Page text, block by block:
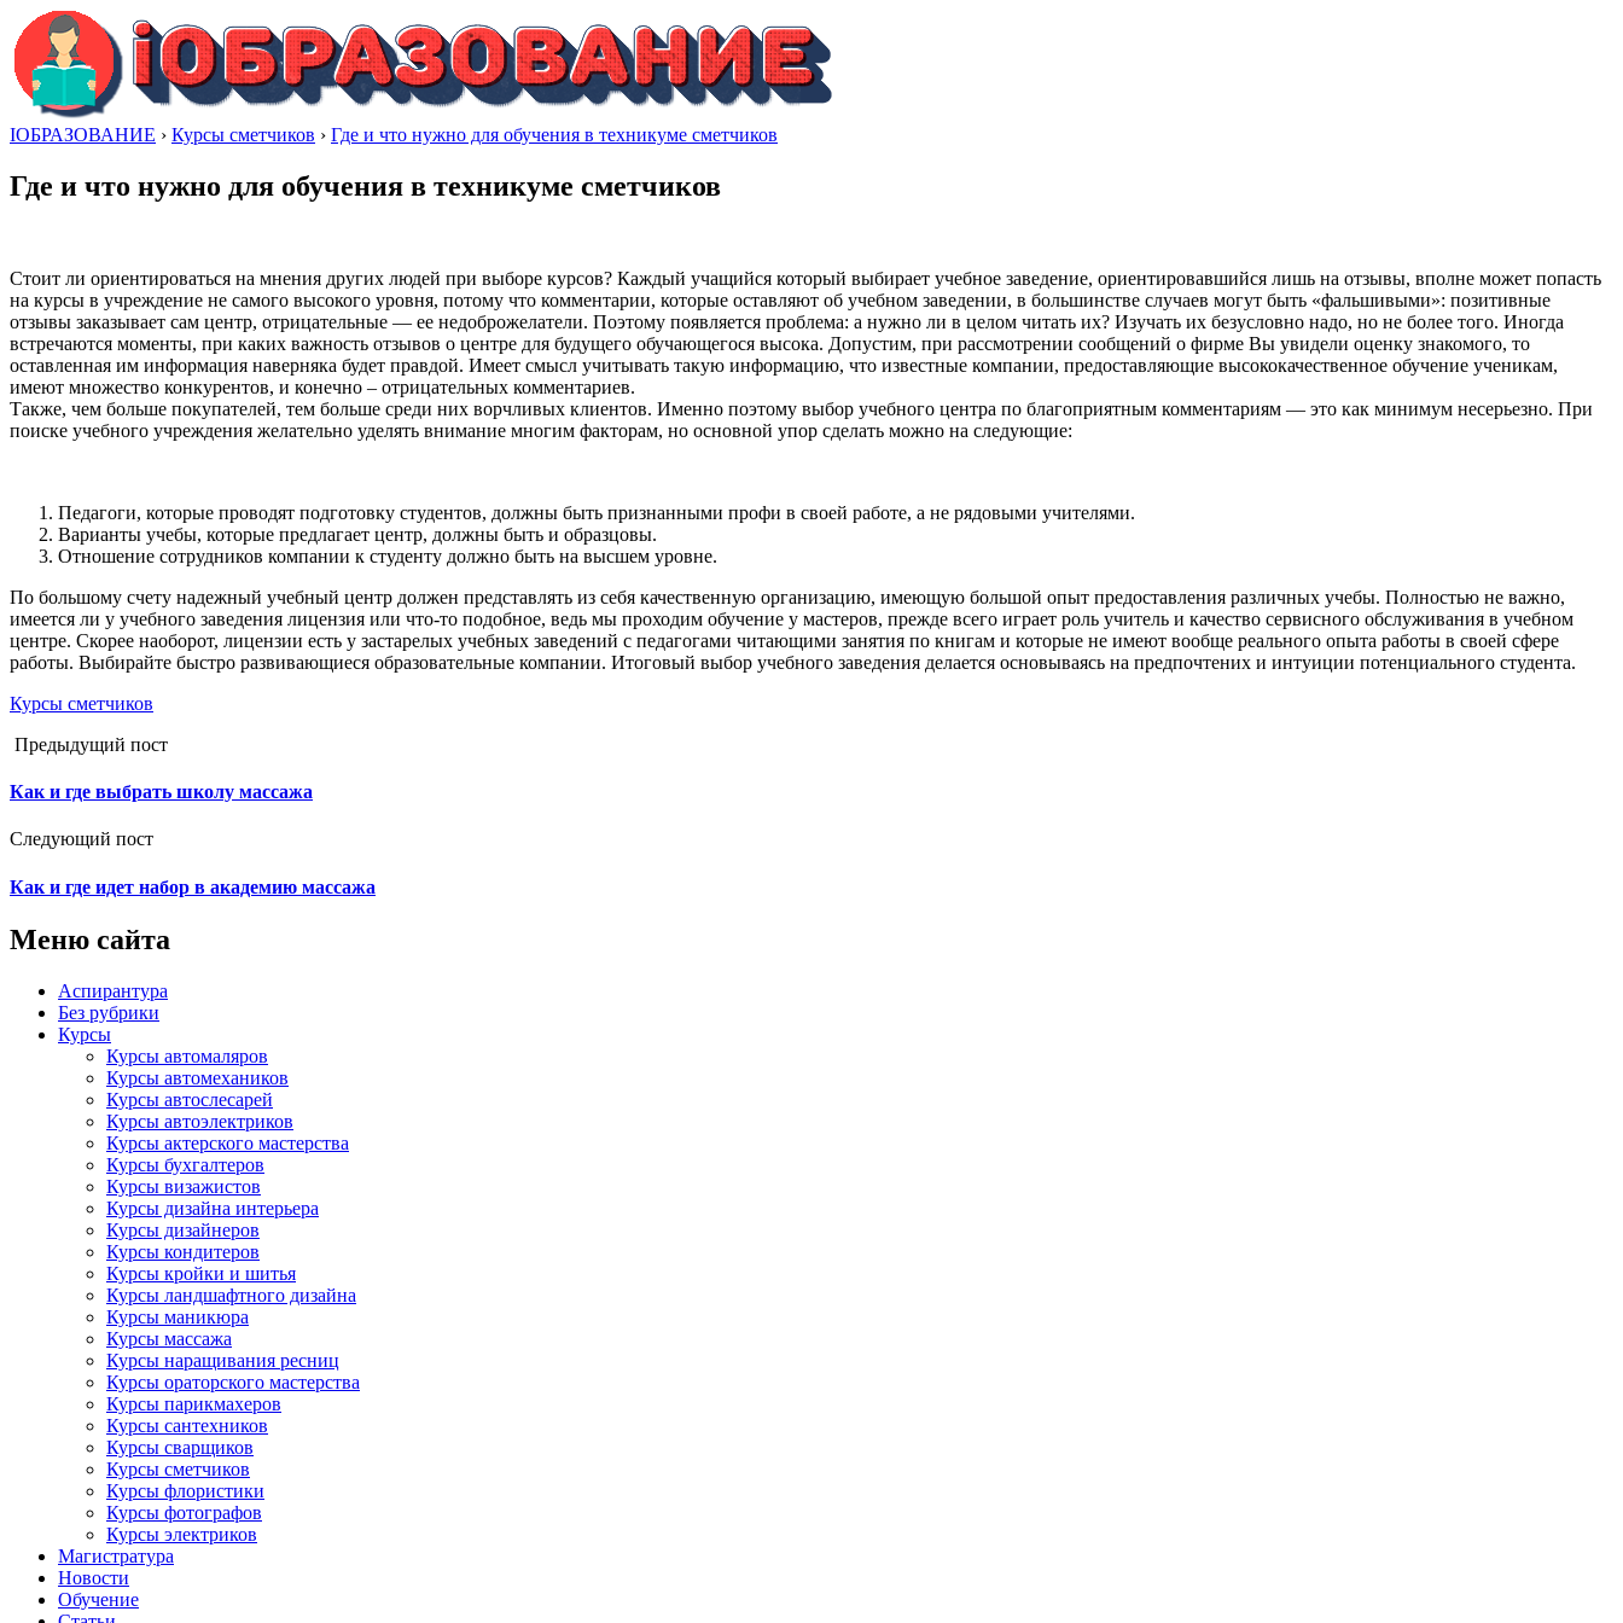
IОБРАЗОВАНИЕ › Курсы сметчиков › Где и что нужно для обучения в техникуме сметчиков
Где и что нужно для обучения в техникуме сметчиков
Стоит ли ориентироваться на мнения других людей при выборе курсов? Каждый учащийся который выбирает учебное заведение, ориентировавшийся лишь на отзывы, вполне может попасть
на курсы в учреждение не самого высокого уровня, потому что комментарии, которые оставляют об учебном заведении, в большинстве случаев могут быть «фальшивыми»: позитивные
отзывы заказывает сам центр, отрицательные — ее недоброжелатели. Поэтому появляется проблема: а нужно ли в целом читать их? Изучать их безусловно надо, но не более того. Иногда
встречаются моменты, при каких важность отзывов о центре для будущего обучающегося высока. Допустим, при рассмотрении сообщений о фирме Вы увидели оценку знакомого, то
оставленная им информация наверняка будет правдой. Имеет смысл учитывать такую информацию, что известные компании, предоставляющие высококачественное обучение ученикам,
имеют множество конкурентов, и конечно – отрицательных комментариев.
Также, чем больше покупателей, тем больше среди них ворчливых клиентов. Именно поэтому выбор учебного центра по благоприятным комментариям — это как минимум несерьезно. При
поиске учебного учреждения желательно уделять внимание многим факторам, но основной упор сделать можно на следующие:
Педагоги, которые проводят подготовку студентов, должны быть признанными профи в своей работе, а не рядовыми учителями.
Варианты учебы, которые предлагает центр, должны быть и образцовы.
Отношение сотрудников компании к студенту должно быть на высшем уровне.
По большому счету надежный учебный центр должен представлять из себя качественную организацию, имеющую большой опыт предоставления различных учебы. Полностью не важно,
имеется ли у учебного заведения лицензия или что-то подобное, ведь мы проходим обучение у мастеров, прежде всего играет роль учитель и качество сервисного обслуживания в учебном
центре. Скорее наоборот, лицензии есть у застарелых учебных заведений с педагогами читающими занятия по книгам и которые не имеют вообще реального опыта работы в своей сфере
работы. Выбирайте быстро развивающиеся образовательные компании. Итоговый выбор учебного заведения делается основываясь на предпочтених и интуиции потенциального студента.
Курсы сметчиков
Предыдущий пост
Как и где выбрать школу массажа
Следующий пост
Как и где идет набор в академию массажа
Меню сайта
Аспирантура
Без рубрики
Курсы
Курсы автомаляров
Курсы автомехаников
Курсы автослесарей
Курсы автоэлектриков
Курсы актерского мастерства
Курсы бухгалтеров
Курсы визажистов
Курсы дизайна интерьера
Курсы дизайнеров
Курсы кондитеров
Курсы кройки и шитья
Курсы ландшафтного дизайна
Курсы маникюра
Курсы массажа
Курсы наращивания ресниц
Курсы ораторского мастерства
Курсы парикмахеров
Курсы сантехников
Курсы сварщиков
Курсы сметчиков
Курсы флористики
Курсы фотографов
Курсы электриков
Магистратура
Новости
Обучение